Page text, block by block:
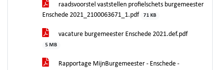
raadsvoorstel vaststellen profielschets burgemeester
Enschede 2021_2100063671_1.pdf
71 KB
vacature burgemeester Enschede 2021.def.pdf
5 MB
Rapportage MijnBurgemeester - Enschede -